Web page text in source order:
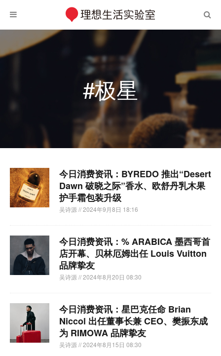
#极星
今日消费资讯：BYREDO 推出“Desert
Dawn 破晓之际”香水、欧舒丹乳木果
护手霜包装升级
吴诗源 // 2024年9月8日 18:16
今日消费资讯：% ARABICA 墨西哥首
店开幕、贝林厄姆出任 Louis Vuitton
品牌挚友
吴诗源 // 2024年8月20日 08:30
今日消费资讯：星巴克任命 Brian
Niccol 出任董事长兼 CEO、樊振东成
为 RIMOWA 品牌挚友
吴诗源 // 2024年8月15日 08:30